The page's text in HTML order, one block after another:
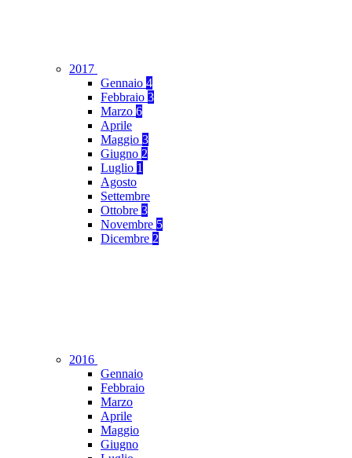
2017
Gennaio 4
Febbraio 3
Marzo 6
Aprile
Maggio 3
Giugno 2
Luglio 1
Agosto
Settembre
Ottobre 3
Novembre 5
Dicembre 2
2016
Gennaio
Febbraio
Marzo
Aprile
Maggio
Giugno